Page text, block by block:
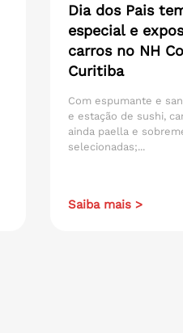
Dia dos Pais
especial e
carros no NH
Curitiba
Com espumante e
e estação de sushi,
ainda paella e
selecionadas;...
Saiba mais >